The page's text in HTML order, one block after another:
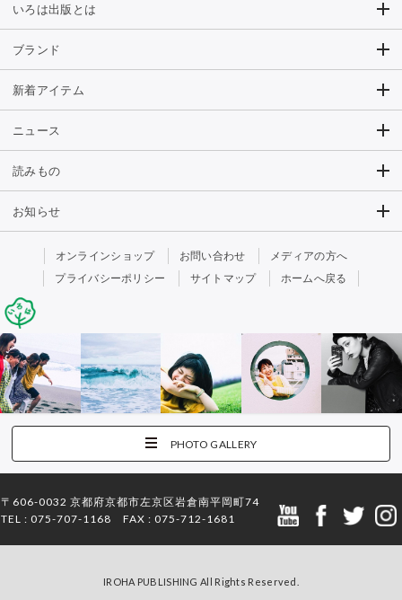
いろは出版とは
ブランド
新着アイテム
ニュース
読みもの
お知らせ
オンラインショップ お問い合わせ
メディアの方へ
プライバシーポリシー
サイトマップ ホームへ戻る
PHOTO GALLERY
〒606-0032 京都府京都市左京区岩倉南平岡町74
TEL : 075-707-1168 FAX : 075-712-1681
IROHA PUBLISHING All Rights Reserved.